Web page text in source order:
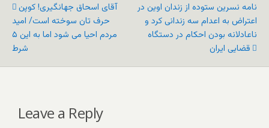
آقای اسحاق جهانگیری! کوپن
حرف تان سوخته است/ امید
مردم احیا می شود اما به این ۵
شرط
نامه نسرین ستوده از زندان اوین در
اعتراض به اعدام سه زندانی کرد و
ناعادلانه بودن احکام در دستگاه
قضایی ایران
Leave a Reply